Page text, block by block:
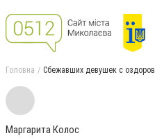
Головна Сбежавших девушек с
Маргарита Колос